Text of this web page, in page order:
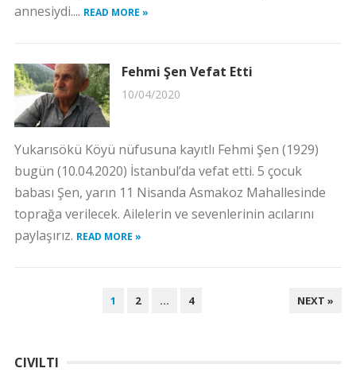
annesiydi.... READ MORE »
Fehmi Şen Vefat Etti
10/04/2020
Yukarısökü Köyü nüfusuna kayıtlı Fehmi Şen (1929)
bugün (10.04.2020) İstanbul’da vefat etti. 5 çocuk
babası Şen, yarın 11 Nisanda Asmakoz Mahallesinde
toprağa verilecek. Ailelerin ve sevenlerinin acılarını
paylaşırız. READ MORE »
1 2 … 4 NEXT »
CIVILTI